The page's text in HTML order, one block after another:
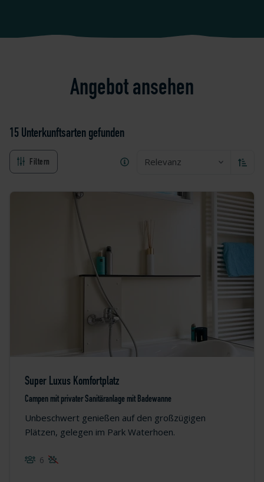
Angebot ansehen
15 Unterkunftsarten gefunden
Filtern Relevanz
Super Luxus Komfortplatz
Campen mit privater Sanitäranlage mit Badewanne
Unbeschwert genießen auf den großzügigen
Plätzen, gelegen im Park Waterhoen.
6